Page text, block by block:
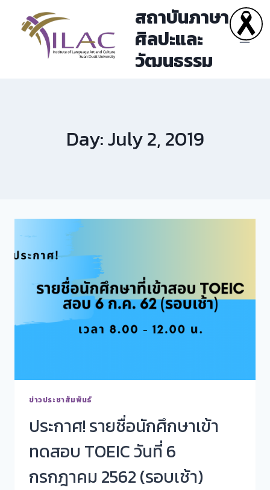
content
สถาบันภาษา
ศิลปะและ
วัฒนธรรม
Day: July 2, 2019
ข่าวประชาสัมพันธ์
ประกาศ! รายชื่อนักศึกษาเข้า
ทดสอบ TOEIC วันที่ 6
กรกฎาคม 2562 (รอบเช้า)